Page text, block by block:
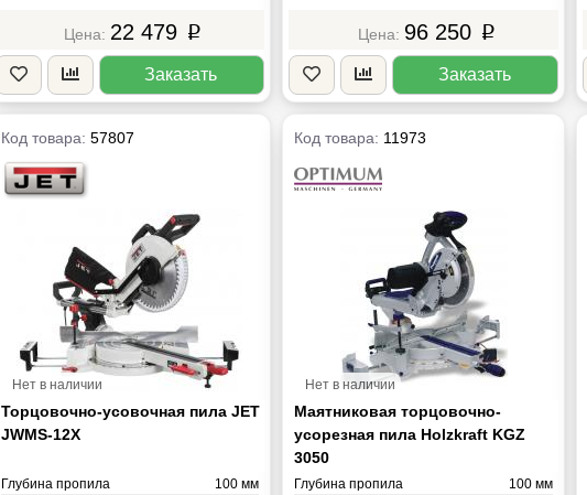
22 479 p
Заказать
96 250 p
Заказать
Код товара: 57807
Нет в наличии
Торцовочно-усовочная пила JET
JWMS-12X
Глубина пропила
100 мм
Код товара: 11973
Нет в наличии
Маятниковая торцовочно-
усорезная пила Holzkraft KGZ
3050
Глубина пропила
100 мм